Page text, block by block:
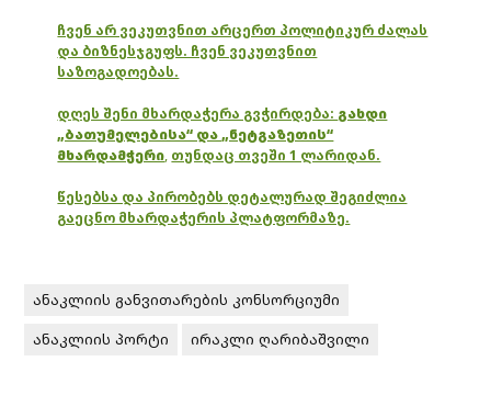
ჩვენ არ ვეკუთვნით არცერთ პოლიტიკურ ძალას
და ბიზნესჯგუფს. ჩვენ ვეკუთვნით
საზოგადოებას.
დღეს შენი მხარდაჭერა გვჭირდება: გახდი
„ბათუმელებისა“ და „ნეტგაზეთის“
მხარდამჭერი, თუნდაც თვეში 1 ლარიდან.
წესებსა და პირობებს დეტალურად შეგიძლია
გაეცნო მხარდაჭერის პლატფორმაზე.
ანაკლიის განვითარების კონსორციუმი
ანაკლიის პორტი
ირაკლი ღარიბაშვილი